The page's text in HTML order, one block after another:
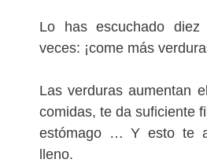
Lo has escuchado
veces: ¡come más
Las verduras aumentan
comidas, te da suficiente
estómago … Y esto te
lleno.